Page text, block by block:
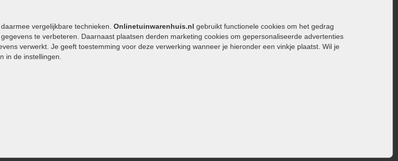
vergelijkbare technieken. Onlinetuinwarenhuis.nl gebruikt functionele cookies om het gedrag
te verbeteren. Daarnaast plaatsen derden marketing cookies om gepersonaliseerde advertenties
verwerkt. Je geeft toestemming voor deze verwerking wanneer je hieronder een vinkje plaatst. Wil je
in de instellingen.
Welke tuinstijl past bij mij
Strakke tuin inrichten
Legverbanden gebakken bestrating